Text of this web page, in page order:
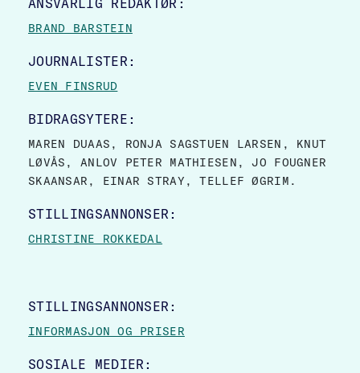
ANSVARLIG REDAKTØR:
BRAND BARSTEIN
JOURNALISTER:
EVEN FINSRUD
BIDRAGSYTERE:
MAREN DUAAS, RONJA SAGSTUEN LARSEN, KNUT
LØVÅS, ANLOV PETER MATHIESEN, JO FOUGNER
SKAANSAR, EINAR STRAY, TELLEF ØGRIM.
STILLINGSANNONSER:
CHRISTINE ROKKEDAL
STILLINGSANNONSER:
INFORMASJON OG PRISER
SOSIALE MEDIER: